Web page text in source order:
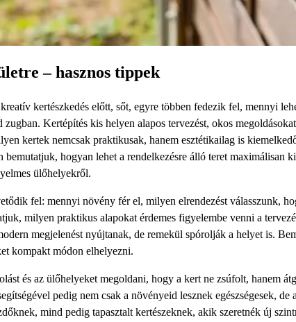
– hasznos tippek
kertészkedés előtt, sőt, egyre többen fedezik fel, mennyi
Kertépítés kis helyen alapos tervezést, okos
kertek nemcsak praktikusak, hanem esztétikailag is
bemutatjuk, hogyan lehet a rendelkezésre álló teret maximálisan
ülőhelyekről.
fel: mennyi növény fér el, milyen elrendezést válasszunk,
milyen praktikus alapokat érdemes figyelembe venni a
megjelenést nyújtanak, de remekül spórolják a helyet is.
kompakt módon elhelyezni.
és az ülőhelyeket megoldani, hogy a kert ne zsúfolt, hanem
pedig nem csak a növényeid lesznek egészségesek, de
mind pedig tapasztalt kertészeknek, akik szeretnék új